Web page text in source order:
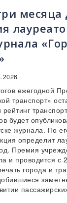
месяца
ежегодной
транспорт»
будет
журнала. По
определит
Премия
и проводится с
города и